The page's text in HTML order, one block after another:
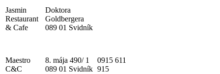
Jasmin
Restaurant
& Cafe
Doktora
Goldbergera
089 01 Svidník
Maestro
C&C
8. mája 490/ 1
089 01 Svidník
0915 611
915